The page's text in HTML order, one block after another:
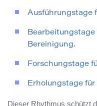
Ausführungstage
Bereinigung.
Forschungstage
Erholungstage für
Dieser Rhythmus schützt